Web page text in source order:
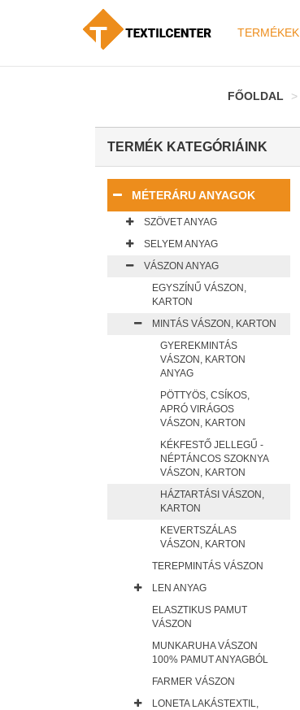
TERMÉKEK
FŐOLDAL
TERMÉK KATEGÓRIÁINK
MÉTERÁRU ANYAGOK
SZÖVET ANYAG
SELYEM ANYAG
VÁSZON ANYAG
EGYSZÍNŰ VÁSZON,
KARTON
MINTÁS VÁSZON, KARTON
GYEREKMINTÁS
VÁSZON, KARTON
ANYAG
PÖTTYÖS, CSÍKOS,
APRÓ VIRÁGOS
VÁSZON, KARTON
KÉKFESTŐ JELLEGŰ -
NÉPTÁNCOS SZOKNYA
VÁSZON, KARTON
HÁZTARTÁSI VÁSZON,
KARTON
KEVERTSZÁLAS
VÁSZON, KARTON
TEREPMINTÁS VÁSZON
LEN ANYAG
ELASZTIKUS PAMUT
VÁSZON
MUNKARUHA VÁSZON
100% PAMUT ANYAGBÓL
FARMER VÁSZON
LONETA LAKÁSTEXTIL,